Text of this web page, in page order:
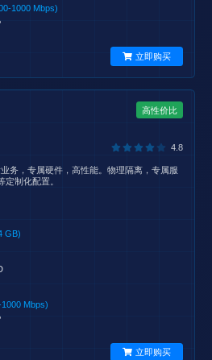
1000 Mbps)
立即购买
高性价比
4.8
务，专属硬件，高性能。物理隔离，专属服
定制化配置。
GB)
Mbps)
立即购买